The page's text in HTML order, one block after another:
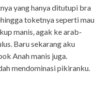
yang hanya ditutupi bra
toketnya seperti mau
manis, agak ke arab-
Baru sekarang aku
Anah manis juga.
mendominasi pikiranku.